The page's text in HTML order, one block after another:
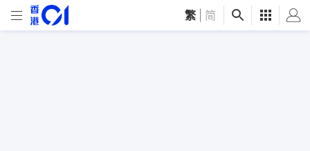
繁 简